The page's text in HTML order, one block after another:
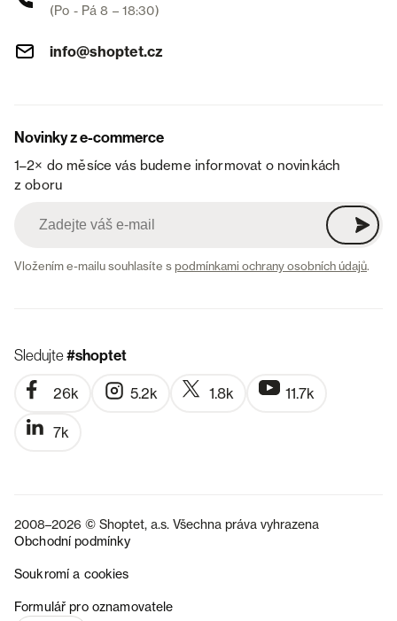
(Po - Pá 8 – 18:30)
info@shoptet.cz
Novinky z e-commerce
1–2× do měsíce vás budeme informovat o novinkách
z oboru
Vložením e-mailu souhlasíte spodmínkami ochrany osobních údajů.
Sledujte#shoptet
26k 5.2k 1.8k 11.7k
7k
2008–2026 © Shoptet, a.s. Všechna práva vyhrazena
Obchodní podmínky
Soukromí a cookies
Formulář pro oznamovatele